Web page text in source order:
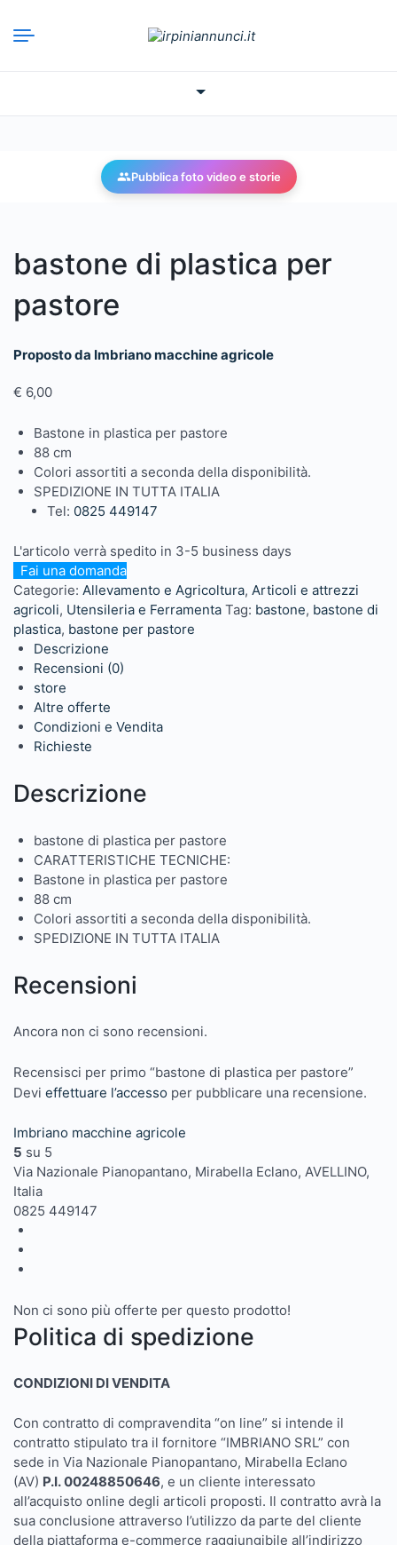
Pubblica foto video e storie
bastone di plastica per
pastore
Proposto da Imbriano macchine agricole
€ 6,00
Bastone in plastica per pastore
88 cm
Colori assortiti a seconda della disponibilità.
SPEDIZIONE IN TUTTA ITALIA
Tel: 0825 449147
L'articolo verrà spedito in 3-5 business days
Fai una domanda
Categorie: Allevamento e Agricoltura, Articoli e attrezzi
agricoli, Utensileria e Ferramenta Tag: bastone, bastone di
plastica, bastone per pastore
Descrizione
Recensioni (0)
store
Altre offerte
Condizioni e Vendita
Richieste
Descrizione
bastone di plastica per pastore
CARATTERISTICHE TECNICHE:
Bastone in plastica per pastore
88 cm
Colori assortiti a seconda della disponibilità.
SPEDIZIONE IN TUTTA ITALIA
Recensioni
Ancora non ci sono recensioni.
Recensisci per primo “bastone di plastica per pastore”
Devi effettuare l’accesso per pubblicare una recensione.
Imbriano macchine agricole
5 su 5
Via Nazionale Pianopantano, Mirabella Eclano, AVELLINO,
Italia
0825 449147
Non ci sono più offerte per questo prodotto!
Politica di spedizione
CONDIZIONI DI VENDITA
Con contratto di compravendita “on line” si intende il
contratto stipulato tra il fornitore “IMBRIANO SRL” con
sede in Via Nazionale Pianopantano, Mirabella Eclano
(AV) P.I.00248850646, e un cliente interessato
all’acquisto online degli articoli proposti. Il contratto avrà la
sua conclusione attraverso l’utilizzo da parte del cliente
della piattaforma e-commerce raggiungibile all’indirizzo